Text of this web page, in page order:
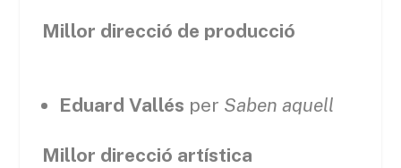
Millor direcció de producció
Eduard Vallés per Saben aquell
Millor direcció artística